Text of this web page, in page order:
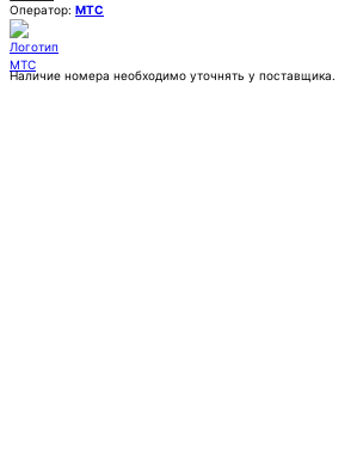
Оператор: МТС
Наличие номера необходимо уточнять у поставщика.